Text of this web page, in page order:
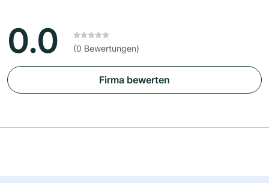
0.0 (0 Bewertungen)
Firma bewerten